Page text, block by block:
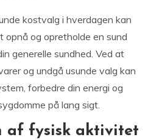
kostvalg i hverdagen kan
og opretholde en sund
generelle sundhed. Ved at
og undgå usunde valg kan
forbedre din energi og
på lang sigt.
af fysisk aktivitet